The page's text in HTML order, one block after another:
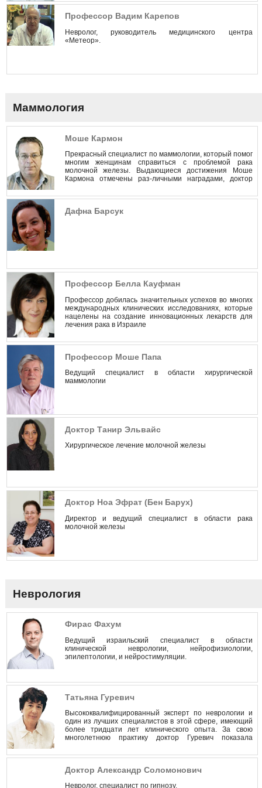
Профессор Вадим Карепов
Невролог, руководитель медицинского центра
«Метеор».
Маммология
Моше Кармон
Прекрасный специалист по маммологии, который помог
многим женщинам справиться с проблемой рака
молочной железы. Выдающиеся достижения Моше
Кармона отмечены раз-личными наградами, доктор
Дафна Барсук
Профессор Белла Кауфман
Профессор добилась значительных успехов во многих
международных клинических исследованиях, которые
нацелены на создание инновационных лекарств для
лечения рака в Израиле
Профессор Моше Папа
Ведущий специалист в области хирургической
маммологии
Доктор Танир Эльвайс
Хирургическое лечение молочной железы
Доктор Ноа Эфрат (Бен Барух)
Директор и ведущий специалист в области рака
молочной железы
Неврология
Фирас Фахум
Ведущий израильский специалист в области
клинической неврологии, нейрофизиологии,
эпилептологии, и нейростимуляции.
Татьяна Гуревич
Высококвалифицированный эксперт по неврологии и
один из лучших специалистов в этой сфере, имеющий
более тридцати лет клинического опыта. За свою
многолетнюю практику доктор Гуревич показала
заболеваний и последующей реабилитации.
Доктор Александр Соломонович
Невролог, специалист по гипнозу.